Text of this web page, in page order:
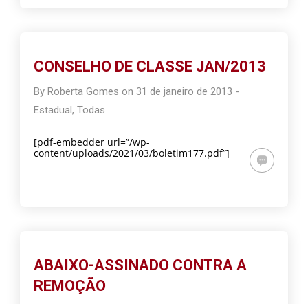
CONSELHO DE CLASSE JAN/2013
ByRoberta Gomes on 31 de janeiro de 2013 -
Estadual,Todas
[pdf-embedder url=”/wp-
content/uploads/2021/03/boletim177.pdf”]
ABAIXO-ASSINADO CONTRA A
REMOÇÃO